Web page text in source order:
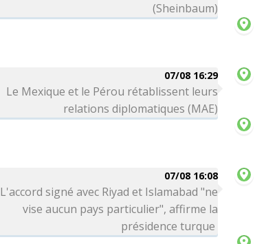
(Sheinbaum)
07/08 16:29
Le Mexique et le Pérou rétablissent leurs
relations diplomatiques (MAE)
07/08 16:08
L'accord signé avec Riyad et Islamabad "ne
vise aucun pays particulier", affirme la
présidence turque